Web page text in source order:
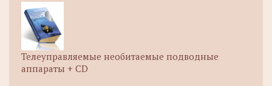
Телеуправляемые необитаемые подводные
аппараты + CD